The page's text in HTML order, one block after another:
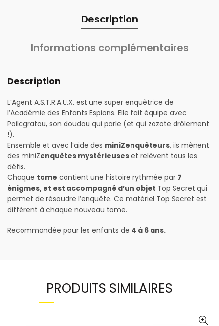
Description
Informations complémentaires
Description
L’Agent A.S.T.R.A.U.X. est une super enquêtrice de
l’Académie des Enfants Espions. Elle fait équipe avec
Poilagratou, son doudou qui parle (et qui zozote drôlement
!).
Ensemble et avec l’aide des miniZenquêteurs, ils mènent
des miniZenquêtes mystérieuses et relèvent tous les
défis.
Chaque tome contient une histoire rythmée par 7
énigmes, et est accompagné d’un objet Top Secret qui
permet de résoudre l’enquête. Ce matériel Top Secret est
différent à chaque nouveau tome.
Recommandée pour les enfants de 4 à 6 ans.
PRODUITS SIMILAIRES